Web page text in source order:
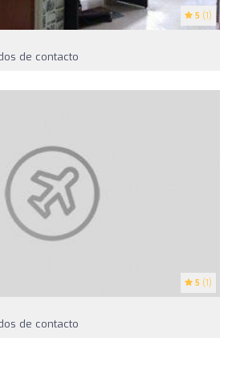
5 (1)
de contacto
5 (1)
de contacto